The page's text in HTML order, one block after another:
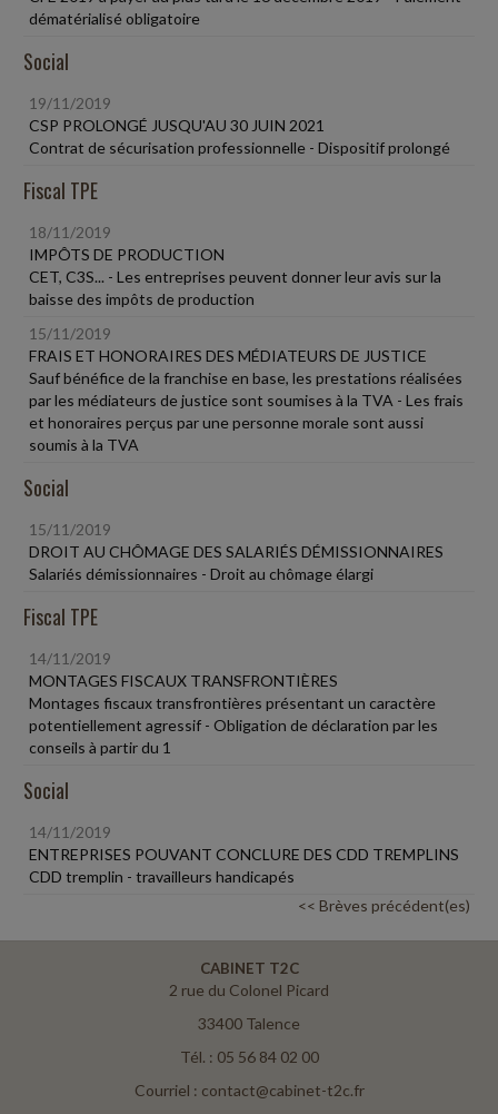
dématérialisé obligatoire
Social
19/11/2019
CSP PROLONGÉ JUSQU'AU 30 JUIN 2021
Contrat de sécurisation professionnelle - Dispositif prolongé
Fiscal TPE
18/11/2019
IMPÔTS DE PRODUCTION
CET, C3S... - Les entreprises peuvent donner leur avis sur la
baisse des impôts de production
15/11/2019
FRAIS ET HONORAIRES DES MÉDIATEURS DE JUSTICE
Sauf bénéfice de la franchise en base, les prestations réalisées
par les médiateurs de justice sont soumises à la TVA - Les frais
et honoraires perçus par une personne morale sont aussi
soumis à la TVA
Social
15/11/2019
DROIT AU CHÔMAGE DES SALARIÉS DÉMISSIONNAIRES
Salariés démissionnaires - Droit au chômage élargi
Fiscal TPE
14/11/2019
MONTAGES FISCAUX TRANSFRONTIÈRES
Montages fiscaux transfrontières présentant un caractère
potentiellement agressif - Obligation de déclaration par les
conseils à partir du 1
Social
14/11/2019
ENTREPRISES POUVANT CONCLURE DES CDD TREMPLINS
CDD tremplin - travailleurs handicapés
<< Brèves précédent(es)
CABINET T2C
2 rue du Colonel Picard
33400 Talence
Tél. : 05 56 84 02 00
Courriel : contact@cabinet-t2c.fr